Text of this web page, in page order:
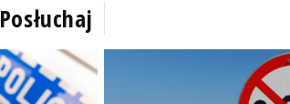
Posłuchaj